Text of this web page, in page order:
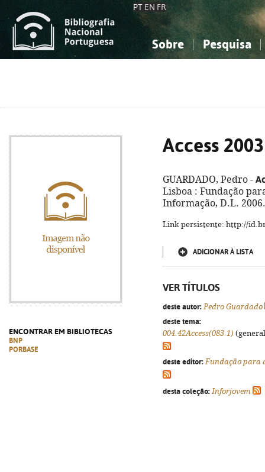
PT EN FR
Sobre Pesquisa
ENCONTRAR EM BIBLIOTECAS
BNP
PORBASE
Access
GUARDADO, Pedro -
Lisboa : Fundação
Informação, D.L.
Link persistente: http://
ADICIONAR À LISTA
VER TÍTULOS
deste autor: Pedro Guardado
deste tema:
004.42Access(083.1)
deste editor: Fundação para
desta coleção: Inforjovem